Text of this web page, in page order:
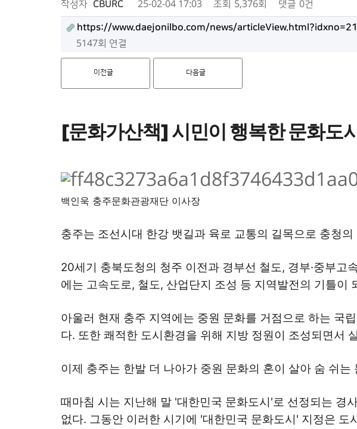
작성자 CBURC 25-02-04 17:03 조회 5,376회 댓글 0건
https://www.daejonilbo.com/news/
5147회 연결
이전글 다음글
[문화가산책] 시민이 행복한 문화도
백인욱 충주문화관광재단 이사장
충주는 조선시대 한강 뱃길과 육로 교통의 길목으로 충청
20세기 충북도청의 청주 이전과 경부선 철도, 경부·중부
에는 고속도로, 철도, 산업단지 조성 등 지역발전의 기틀
아울러 현재 충주 지역에는 중원 문화를 거점으로 하는 국
다. 또한 쾌적한 도시환경을 위해 지방 정원이 조성되면서
이제 충주는 한발 더 나아가 중원 문화의 혼이 살아 숨 쉬
때마침 시는 지난해 말 '대한민국 문화도시'로 선정되는 경
없다. 그동안 이러한 시기에 '대한민국 문화도시' 지정은